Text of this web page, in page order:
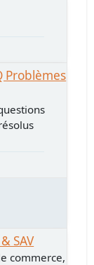
Problèmes
SAV
commerce,